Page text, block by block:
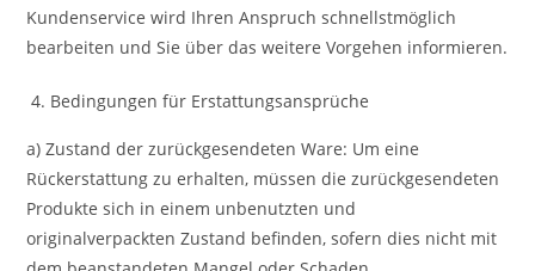
Kundenservice wird Ihren Anspruch schnellstmöglich
bearbeiten und Sie über das weitere Vorgehen informieren.
Bedingungen für Erstattungsansprüche
a) Zustand der zurückgesendeten Ware: Um eine
Rückerstattung zu erhalten, müssen die zurückgesendeten
Produkte sich in einem unbenutzten und
originalverpackten Zustand befinden, sofern dies nicht mit